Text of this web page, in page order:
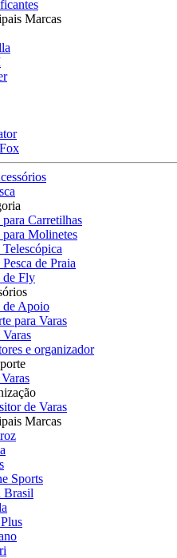
Marcas
para Carretilhas
para Molinetes
Telescópica
Pesca de Praia
de Fly
de Apoio
para Varas
Varas
e organizador
de Varas
Marcas
Sports
Brasil